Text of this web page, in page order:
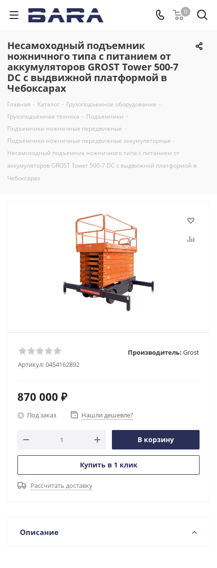
0
Несамоходный подъемник
ножничного типа с питанием от
аккумуляторов GROST Tower 500-7
DC с выдвижной платформой в
Чебоксарах
Главная - Каталог - Грузоподъемное оборудование -
Грузоподъёмная техника - Подъемники -
Подъемники ножничные передвижные -
Подъемники ножничные передвижные аккумуляторные -
Несамоходный подъемник ножничного типа с питанием от
аккумуляторов GROST Tower 500-7 DC с выдвижной платформой в
Чебоксарах
Артикул:0454162892
Производитель: Grost
870 000 ₽
Под заказ Нашли дешевле?
В корзину
Купить в 1 клик
Рассчитать доставку
Описание